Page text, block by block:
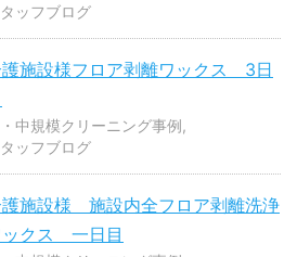
ッフブログ
施設様フロア剥離ワックス 3日
中規模クリーニング事例
ッフブログ
施設様 施設内全フロア剥離洗浄
ックス 一日目